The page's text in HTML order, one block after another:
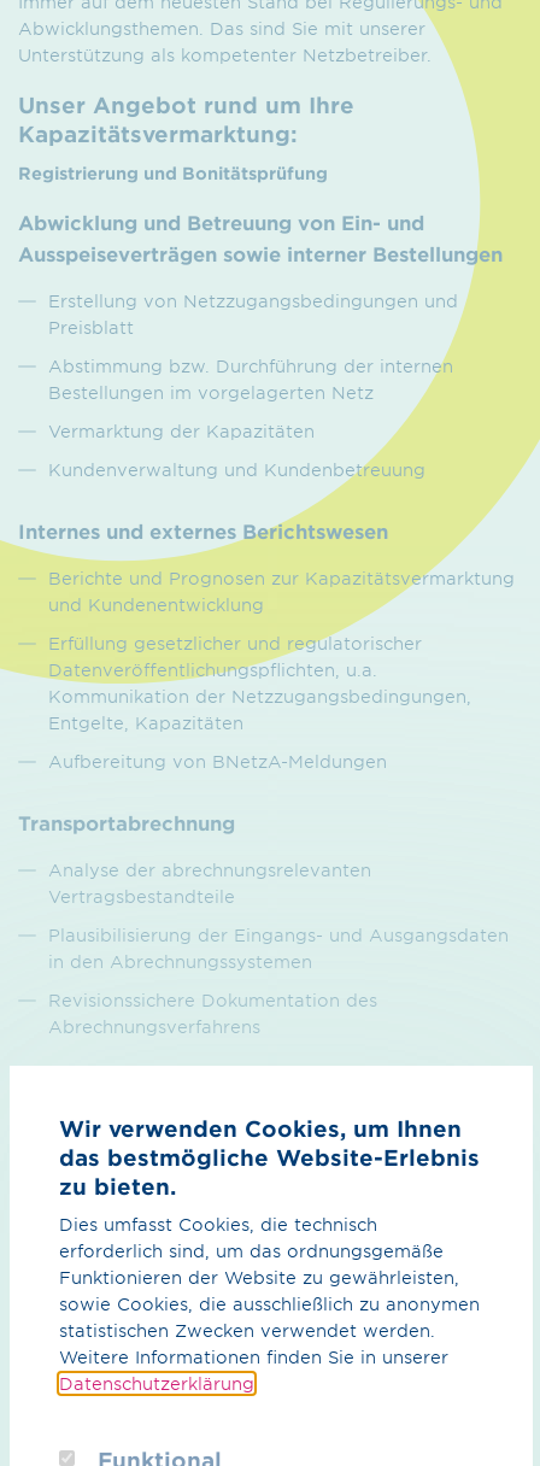
Abwicklungsthemen. Das sind Sie mit unserer
Unterstützung als kompetenter Netzbetreiber.
Unser Angebot rund um Ihre
Kapazitätsvermarktung:
Registrierung und Bonitätsprüfung
Abwicklung und Betreuung von Ein- und
Ausspeiseverträgen sowie interner Bestellungen
Erstellung von Netzzugangsbedingungen und
Preisblatt
Abstimmung bzw. Durchführung der internen
Bestellungen im vorgelagerten Netz
Vermarktung der Kapazitäten
Kundenverwaltung und Kundenbetreuung
Internes und externes Berichtswesen
Berichte und Prognosen zur Kapazitätsvermarktung
und Kundenentwicklung
Erfüllung gesetzlicher und regulatorischer
Datenveröffentlichungspflichten, u.a.
Kommunikation der Netzzugangsbedingungen,
Entgelte, Kapazitäten
Aufbereitung von BNetzA-Meldungen
Transportabrechnung
Analyse der abrechnungsrelevanten
Vertragsbestandteile
Plausibilisierung der Eingangs- und Ausgangsdaten
in den Abrechnungssystemen
Revisionssichere Dokumentation des
Abrechnungsverfahrens
Sie haben Interesse an unseren
Produkten und Dienstleistungen?
Stellen Sie einfach eine unverbindliche Anfrage, oder
vereinbaren Sie doch gleich einen persönlichen Termin.
Anfrage stellen
Wir verwenden Cookies, um Ihnen
das bestmögliche Website-Erlebnis
zu bieten.
Dies umfasst Cookies, die technisch
erforderlich sind, um das ordnungsgemäße
Funktionieren der Website zu gewährleisten,
sowie Cookies, die ausschließlich zu anonymen
statistischen Zwecken verwendet werden.
Weitere Informationen finden Sie in unserer
Datenschutzerklärung
Funktional